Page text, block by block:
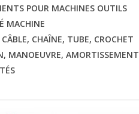
POUR MACHINES OUTILS
MACHINE
CÂBLE, CHAÎNE, TUBE, CROCHET
MANOEUVRE, AMORTISSEMENT